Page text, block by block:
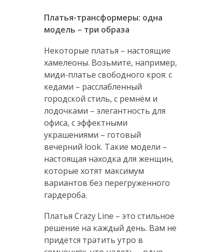
Платья-трансформеры: одна
модель – три образа
Некоторые платья – настоящие
хамелеоны. Возьмите, например,
миди-платье свободного кроя: с
кедами – расслабленный
городской стиль, с ремнём и
лодочками – элегантность для
офиса, с эффектными
украшениями – готовый
вечерний look. Такие модели –
настоящая находка для женщин,
которые хотят максимум
вариантов без перегруженного
гардероба.
Платья Crazy Line – это стильное
решение на каждый день. Вам не
придется тратить утро в